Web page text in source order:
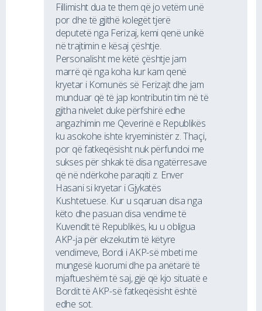
Fillimisht dua te them që jo vetëm unë
por dhe të gjithë kolegët tjerë
deputetë nga Ferizaj, kemi qenë unikë
në trajtimin e kësaj çështje.
Personalisht me këtë çështje jam
marrë që nga koha kur kam qenë
kryetar i Komunës së Ferizajt dhe jam
munduar që të jap kontributin tim në të
gjitha nivelet duke përfshirë edhe
angazhimin me Qeverinë e Republikës
ku asokohe ishte kryeministër z. Thaçi,
por që fatkeqësisht nuk përfundoi me
sukses për shkak të disa ngatërresave
që në ndërkohe paraqiti z. Enver
Hasani si kryetar i Gjykatës
Kushtetuese. Kur u sqaruan disa nga
këto dhe pasuan disa vendime të
Kuvendit të Republikës, ku u obligua
AKP-ja për ekzekutim të këtyre
vendimeve, Bordi i AKP-së mbeti me
mungesë kuorumi dhe pa anëtarë të
mjaftueshëm të saj, gjë që kjo situatë e
Bordit të AKP-së fatkeqësisht është
edhe sot.